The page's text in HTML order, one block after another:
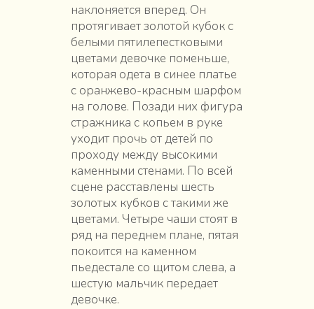
наклоняется вперед. Он
протягивает золотой кубок с
белыми пятилепестковыми
цветами девочке поменьше,
которая одета в синее платье
с оранжево-красным шарфом
на голове. Позади них фигура
стражника с копьем в руке
уходит прочь от детей по
проходу между высокими
каменными стенами. По всей
сцене расставлены шесть
золотых кубков с такими же
цветами. Четыре чаши стоят в
ряд на переднем плане, пятая
покоится на каменном
пьедестале со щитом слева, а
шестую мальчик передает
девочке.